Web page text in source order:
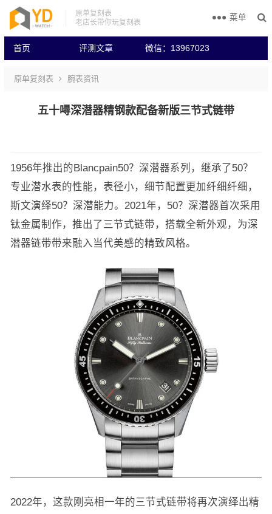
原单复刻表
老店长带你玩复刻表
首页 评测文章 微信：13967023
菜单
原单复刻表 腕表资讯
五十噚深潜器精钢款配备新版三节式链带
1956年推出的Blancpain50？深潜器系列，继承了50？
专业潜水表的性能，表径小，细节配置更加纤细纤细，
斯文演绎50？深潜能力。2021年，50？深潜器首次采用
钛金属制作，推出了三节式链带，搭载全新外观，为深
潜器链带带来融入当代美感的精致风格。
2022年，这款刚亮相一年的三节式链带将再次演绎出精